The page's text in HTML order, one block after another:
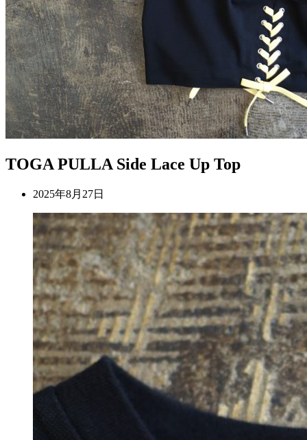
TOGA PULLA Side Lace Up Top
2025年8月27日